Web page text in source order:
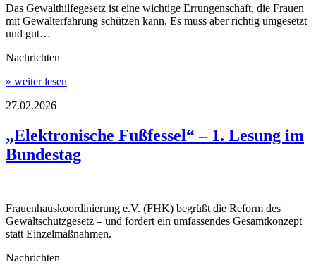
Das Gewalthilfegesetz ist eine wichtige Errungenschaft, die Frauen
mit Gewalterfahrung schützen kann. Es muss aber richtig umgesetzt
und gut…
Nachrichten
» weiter lesen
27.02.2026
„Elektronische Fußfessel“ – 1. Lesung im
Bundestag
Frauenhauskoordinierung e.V. (FHK) begrüßt die Reform des
Gewaltschutzgesetz – und fordert ein umfassendes Gesamtkonzept
statt Einzelmaßnahmen.
Nachrichten